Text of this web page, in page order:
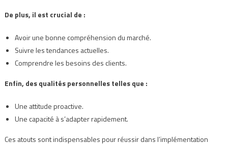
De plus, il est crucial de :
Avoir une bonne compréhension du marché.
Suivre les tendances actuelles.
Comprendre les besoins des clients.
Enfin, des qualités personnelles telles que :
Une attitude proactive.
Une capacité à s’adapter rapidement.
Ces atouts sont indispensables pour réussir dans l’implémentation